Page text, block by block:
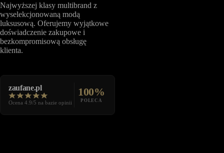
Najwyższej klasy multibrand z
wyselekcjonowaną modą
luksusową. Oferujemy wyjątkowe
doświadczenie zakupowe i
bezkompromisową obsługę
klienta.
zaufane.pl
Ocena 4.9/5 na bazie opinii
100%
POLECA